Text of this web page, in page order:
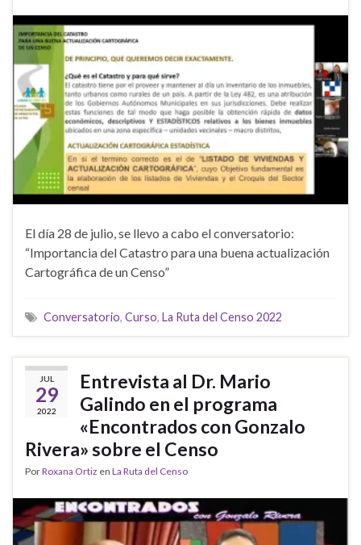
El día 28 de julio, se llevo a cabo el conversatorio:
“Importancia del Catastro para una buena actualización
Cartográfica de un Censo”
Conversatorio, Curso, La Ruta del Censo 2022
JUL
29
2022
Entrevista al Dr. Mario
Galindo en el programa
«Encontrados con Gonzalo
Rivera» sobre el Censo
PorRoxana Ortiz en La Ruta del Censo